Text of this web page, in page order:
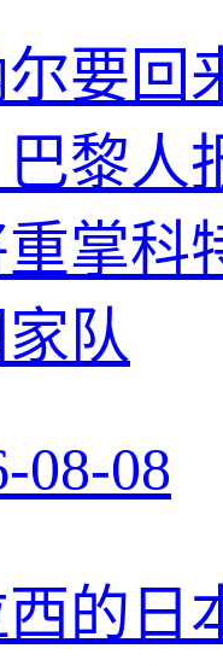
要回
黎人
掌科
队
08-08
的日